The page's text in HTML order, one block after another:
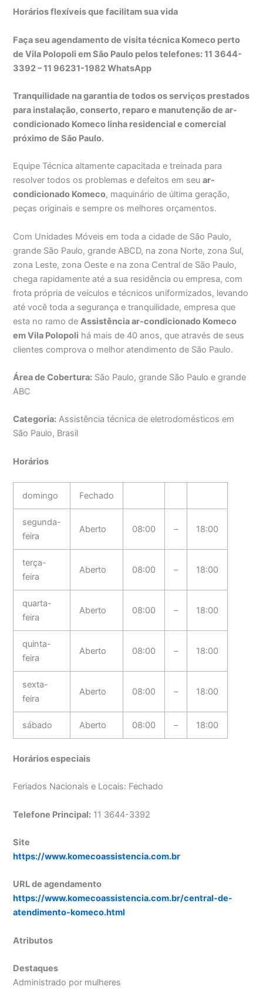
Horários flexíveis que facilitam sua vida
Faça seu agendamento de visita técnica Komeco perto
de Vila Polopoli em São Paulo pelos telefones: 11 3644-
3392 – 11 96231-1982 WhatsApp
Tranquilidade na garantia de todos os serviços prestados
para instalação, conserto, reparo e manutenção de ar-
condicionado Komeco linha residencial e comercial
próximo de São Paulo.
Equipe Técnica altamente capacitada e treinada para
resolver todos os problemas e defeitos em seuar-
condicionado Komeco, maquinário de última geração,
peças originais e sempre os melhores orçamentos.
Com Unidades Móveis em toda a cidade de São Paulo,
grande São Paulo, grande ABCD, na zona Norte, zona Sul,
zona Leste, zona Oeste e na zona Central de São Paulo,
chega rapidamente até a sua residência ou empresa, com
frota própria de veículos e técnicos uniformizados, levando
até você toda a segurança e tranquilidade, empresa que
esta no ramo deAssistência ar-condicionado Komeco
em Vila Polopoli há mais de 40 anos, que através de seus
clientes comprova o melhor atendimento de São Paulo.
Área de Cobertura: São Paulo, grande São Paulo e grande
ABC
Categoria: Assistência técnica de eletrodomésticos em
São Paulo, Brasil
Horários
domingo Fechado
segunda-
feira
Aberto 08:00 – 18:00
terça-
feira
Aberto 08:00 – 18:00
quarta-
feira
Aberto 08:00 – 18:00
quinta-
feira
Aberto 08:00 – 18:00
sexta-
feira
Aberto 08:00 – 18:00
sábado Aberto 08:00 – 18:00
Horários especiais
Feriados Nacionais e Locais: Fechado
Telefone Principal: 11 3644-3392
Site
https://www.komecoassistencia.com.br
URL de agendamento
https://www.komecoassistencia.com.br/central-de-
atendimento-komeco.html
Atributos
Destaques
Administrado por mulheres